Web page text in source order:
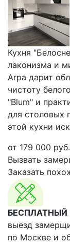
Кухня
лаконизма и
Arpa дарит
чистоту
"Blum" и
для столовых
этой кухни
от 179 000 руб.
Вызвать
Заказать
БЕСПЛАТНЫЙ
выезд
по Москве и